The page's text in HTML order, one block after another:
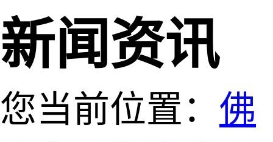
新闻资讯
您当前位置： 佛